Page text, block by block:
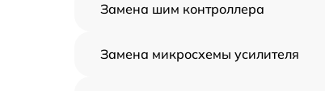
Замена шим контроллера
Замена микросхемы усилителя